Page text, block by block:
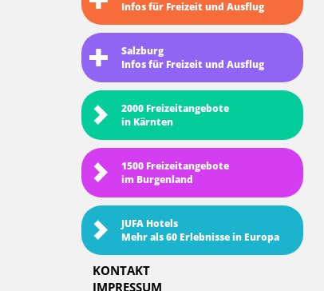
Infos für Freizeit und Ausflug
Salzburg
Infos für Freizeit und Ausflug
2000 Freizeitangebote
in Kärnten
1500 Freizeitangebote
im Burgenland
JUFA Hotels
Mehr als 60 Erlebnisse in Europa
KONTAKT
IMPRESSUM